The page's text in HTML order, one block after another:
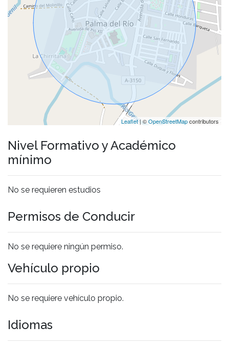
Leaflet| ©OpenStreetMapcontributors
Nivel Formativo y Académico
mínimo
No se requieren estudios
Permisos de Conducir
No se requiere ningún permiso.
Vehículo propio
No se requiere vehículo propio.
Idiomas